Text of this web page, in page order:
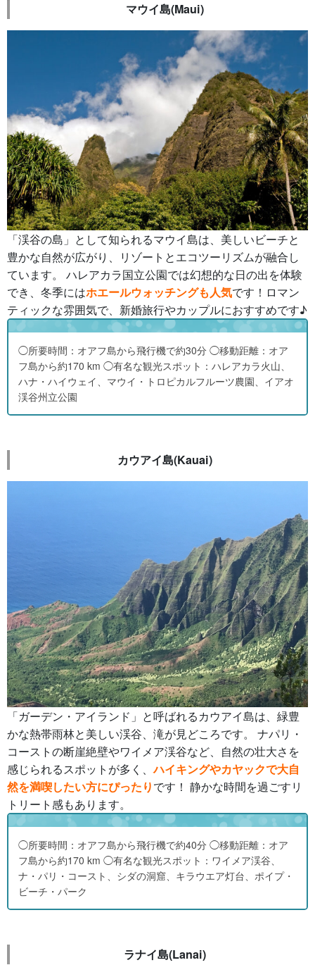
マウイ島(Maui)
「渓谷の島」として知られるマウイ島は、美しいビーチと
豊かな自然が広がり、リゾートとエコツーリズムが融合し
ています。 ハレアカラ国立公園では幻想的な日の出を体験
でき、冬季にはホエールウォッチングも人気です！ロマン
ティックな雰囲気で、新婚旅行やカップルにおすすめです♪
◯所要時間：オアフ島から飛行機で約30分 ◯移動距離：オア
フ島から約170 km ◯有名な観光スポット：ハレアカラ火山、
ハナ・ハイウェイ、マウイ・トロピカルフルーツ農園、イアオ
渓谷州立公園
カウアイ島(Kauai)
「ガーデン・アイランド」と呼ばれるカウアイ島は、緑豊
かな熱帯雨林と美しい渓谷、滝が見どころです。 ナパリ・
コーストの断崖絶壁やワイメア渓谷など、自然の壮大さを
感じられるスポットが多く、ハイキングやカヤックで大自
然を満喫したい方にぴったりです！ 静かな時間を過ごすリ
トリート感もあります。
◯所要時間：オアフ島から飛行機で約40分 ◯移動距離：オア
フ島から約170 km ◯有名な観光スポット：ワイメア渓谷、
ナ・パリ・コースト、シダの洞窟、キラウエア灯台、ポイプ・
ビーチ・パーク
ラナイ島(Lanai)